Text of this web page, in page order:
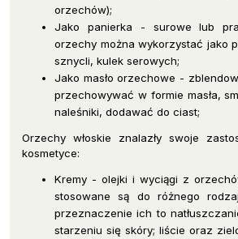
orzechów);
Jako panierka - surowe lub
orzechy można wykorzystać jako
sznycli, kulek serowych;
Jako masło orzechowe -
przechowywać w formie masła,
naleśniki, dodawać do ciast;
Orzechy włoskie znalazły swoje
kosmetyce:
Kremy - olejki i wyciągi z
stosowane są do różnego
przeznaczenie ich to
starzeniu się skóry; liście oraz